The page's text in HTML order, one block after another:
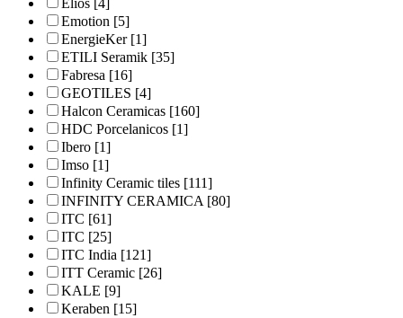
Elios [4]
Emotion [5]
EnergieKer[1]
ETILI Seramik [35]
Fabresa [16]
GEOTILES [4]
Halcon Ceramicas [160]
HDC Porcelanicos [1]
Ibero [1]
Imso [1]
Infinity Ceramic tiles [111]
INFINITY CERAMICA[80]
ITC [61]
ITC [25]
ITC India [121]
ITT Ceramic [26]
KALE [9]
Keraben [15]